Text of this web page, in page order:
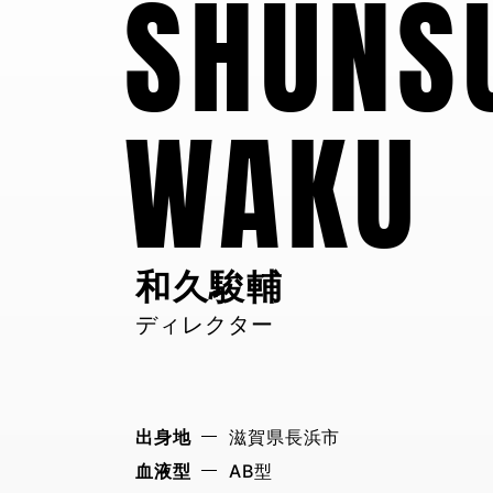
WAKU
和久駿輔
ディレクター
出身地
滋賀県長浜市
血液型
AB型